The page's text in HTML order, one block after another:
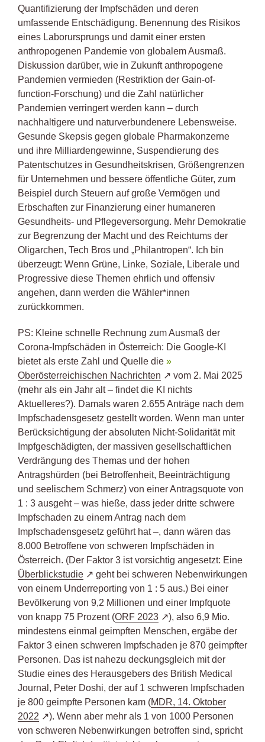
Quantifizierung der Impfschäden und deren
umfassende Entschädigung. Benennung des Risikos
eines Laborursprungs und damit einer ersten
anthropogenen Pandemie von globalem Ausmaß.
Diskussion darüber, wie in Zukunft anthropogene
Pandemien vermieden (Restriktion der Gain-of-
function-Forschung) und die Zahl natürlicher
Pandemien verringert werden kann – durch
nachhaltigere und naturverbundenere Lebensweise.
Gesunde Skepsis gegen globale Pharmakonzerne
und ihre Milliardengewinne, Suspendierung des
Patentschutzes in Gesundheitskrisen, Größengrenzen
für Unternehmen und bessere öffentliche Güter, zum
Beispiel durch Steuern auf große Vermögen und
Erbschaften zur Finanzierung einer humaneren
Gesundheits- und Pflegeversorgung. Mehr Demokratie
zur Begrenzung der Macht und des Reichtums der
Oligarchen, Tech Bros und „Philantropen“. Ich bin
überzeugt: Wenn Grüne, Linke, Soziale, Liberale und
Progressive diese Themen ehrlich und offensiv
angehen, dann werden die Wähler*innen
zurückkommen.
PS: Kleine schnelle Rechnung zum Ausmaß der
Corona-Impfschäden in Österreich: Die Google-KI
bietet als erste Zahl und Quelle die
Oberösterreichischen Nachrichten
vom 2. Mai 2025
(mehr als ein Jahr alt – findet die KI nichts
Aktuelleres?). Damals waren 2.655 Anträge nach dem
Impfschadensgesetz gestellt worden. Wenn man unter
Berücksichtigung der absoluten Nicht-Solidarität mit
Impfgeschädigten, der massiven gesellschaftlichen
Verdrängung des Themas und der hohen
Antragshürden (bei Betroffenheit, Beeinträchtigung
und seelischem Schmerz) von einer Antragsquote von
1 : 3 ausgeht – was hieße, dass jeder dritte schwere
Impfschaden zu einem Antrag nach dem
Impfschadensgesetz geführt hat –, dann wären das
8.000 Betroffene von schweren Impfschäden in
Österreich. (Der Faktor 3 ist vorsichtig angesetzt: Eine
Überblickstudie
geht bei schweren Nebenwirkungen
von einem Underreporting von 1 : 5 aus.) Bei einer
Bevölkerung von 9,2 Millionen und einer Impfquote
von knapp 75 Prozent (ORF 2023
), also 6,9 Mio.
mindestens einmal geimpften Menschen, ergäbe der
Faktor 3 einen schweren Impfschaden je 870 geimpfter
Personen. Das ist nahezu deckungsgleich mit der
Studie eines des Herausgebers des British Medical
Journal, Peter Doshi, der auf 1 schweren Impfschaden
je 800 geimpfte Personen kam (MDR, 14. Oktober
2022
). Wenn aber mehr als 1 von 1000 Personen
von schweren Nebenwirkungen betroffen sind, spricht